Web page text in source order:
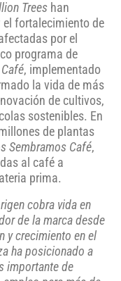
Trees han
fortalecimiento de
por el
programa de
, implementado
la vida de más
de cultivos,
sostenibles. En
de plantas
Sembramos Café,
al café a
prima.
cobra vida en
de la marca desde
y crecimiento en el
ha posicionado a
importante de